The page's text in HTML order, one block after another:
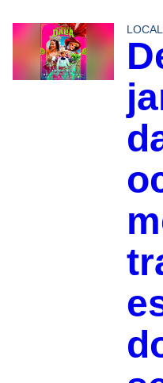
LOCAL